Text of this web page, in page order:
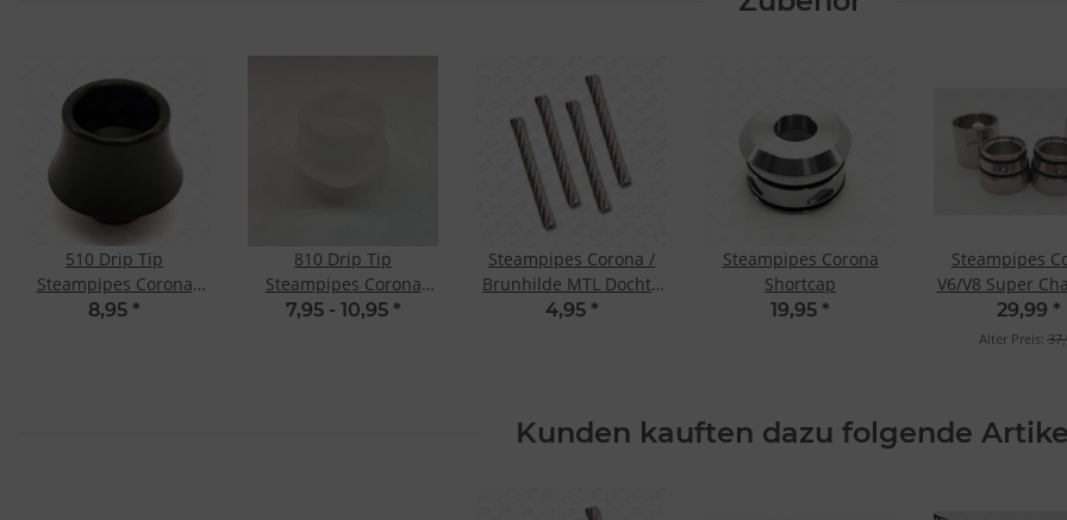
510 Drip Tip
Steampipes Corona
Hydros
8,95 *
810 Drip Tip
Steampipes Corona
Hydra
7,95 - 10,95 *
Steampipes Corona /
Brunhilde MTL Dochte
7x7 (4 St.)
4,95 *
Steampipes Corona
Shortcap
19,95 *
Steampipes
V6/V8 Super
29,99 *
Alter Preis:
Kunden kauften dazu folgende